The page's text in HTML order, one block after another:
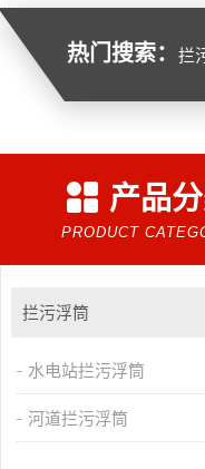
热门搜索： 拦
产品
PRODUCT
拦污浮筒
水电站拦污浮筒
河道拦污浮筒